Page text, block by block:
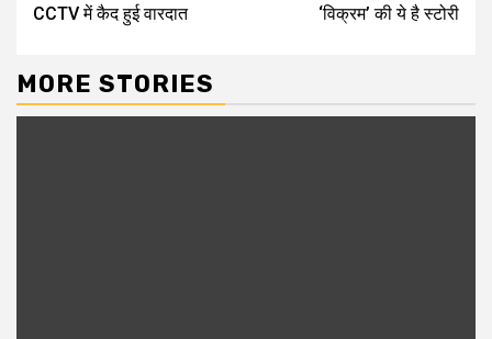
CCTV में कैद हुई वारदात
‘विक्रम’ की ये है स्टोरी
MORE STORIES